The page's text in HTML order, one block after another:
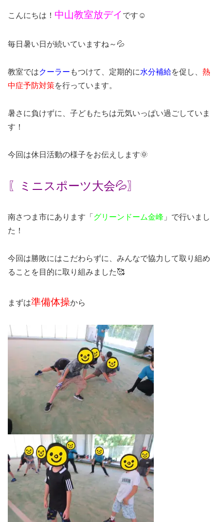
こんにちは！ 中山教室放デイ です☺
毎日暑い日が続いていますね～💦
教室ではクーラー もつけて、定期的に水分補給を促し、 熱
中症予防対策を行っています。
暑さに負けずに、子どもたちは元気いっぱい過ごしていま
す！
今回は休日活動の様子をお伝えします🌞
〖ミニスポーツ大会💦〗
南さつま市にあります「 グリーンドーム金峰 」で行いまし
た！
今回は勝敗にはこだわらずに、みんなで協力して取り組め
ることを目的に取り組みました🥰
まずは準備体操から